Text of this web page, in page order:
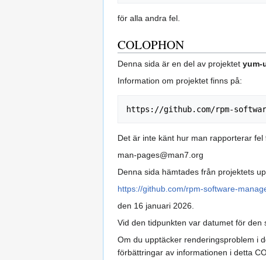
för alla andra fel.
COLOPHON
Denna sida är en del av projektet yum-
Information om projektet finns på:
Det är inte känt hur man rapporterar
man-pages@man7.org
Denna sida hämtades från projektets
https://github.com/rpm-software-
den 16 januari 2026.
Vid den tidpunkten var datumet för
Om du upptäcker renderingsproblem i
förbättringar av informationen i detta